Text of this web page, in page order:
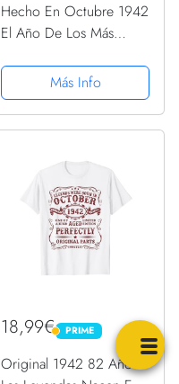
Hecho En Octubre 1942
El Año De Los Más
de visitas, cuaderno, 110
páginas de
felicitaciones, idea de
aniversario...
Más Info
18,99€ PRIME
PRIME
Original 1942 82 Años